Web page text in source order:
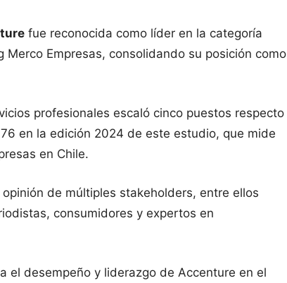
fue reconocida como líder en la categoría
Merco Empresas, consolidando su posición como
profesionales escaló cinco puestos respecto
en la edición 2024 de este estudio, que mide
en Chile.
de múltiples stakeholders, entre ellos
consumidores y expertos en
el desempeño y liderazgo de Accenture en el